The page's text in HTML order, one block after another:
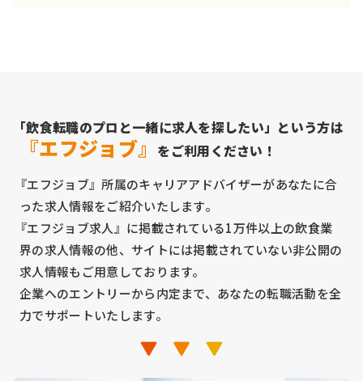
「飲食転職のプロと一緒に求人を探したい」という方は
『エフジョブ』 をご利用ください！
『エフジョブ』所属のキャリアアドバイザーがあなたに合
った求人情報をご紹介いたします。
『エフジョブ求人』に掲載されている1万件以上の飲食業
界の求人情報の他、サイトには掲載されていない非公開の
求人情報もご用意しております。
企業へのエントリーから内定まで、あなたの転職活動を全
力でサポートいたします。